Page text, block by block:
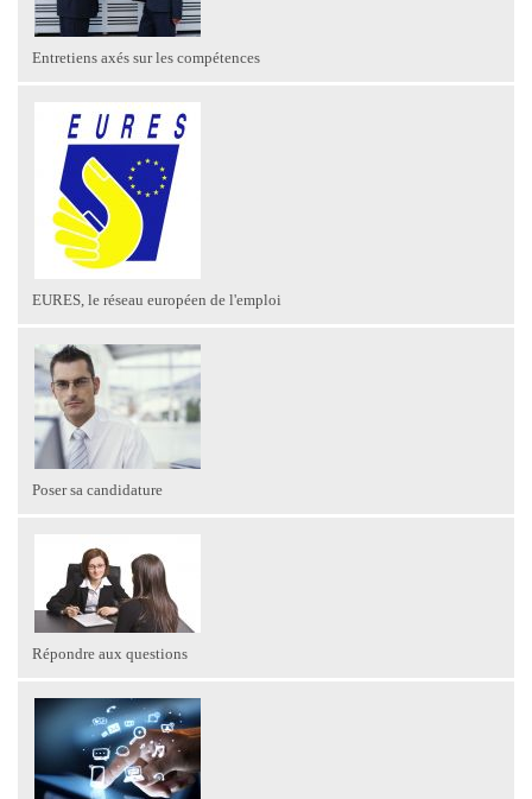
Entretiens axés sur les compétences
EURES, le réseau européen de l'emploi
Poser sa candidature
Répondre aux questions